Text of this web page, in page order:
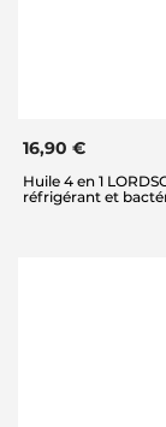
16,90 €
Huile 4 en 1
réfrigérant et